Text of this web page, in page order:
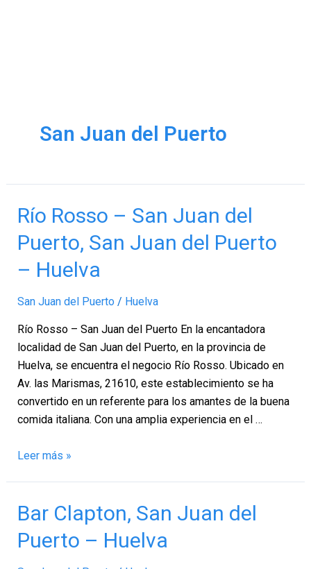
San Juan del Puerto
Río Rosso – San Juan del
Puerto, San Juan del Puerto
– Huelva
San Juan del Puerto/ Huelva
Río Rosso – San Juan del Puerto En la encantadora
localidad de San Juan del Puerto, en la provincia de
Huelva, se encuentra el negocio Río Rosso. Ubicado en
Av. las Marismas, 21610, este establecimiento se ha
convertido en un referente para los amantes de la buena
comida italiana. Con una amplia experiencia en el …
Río
Rosso
–
Juan
del
San
Juan
del
Puerto
–
Huelva
Leer más »
Bar Clapton, San Juan del
Puerto – Huelva
Bar
Clapton,
San